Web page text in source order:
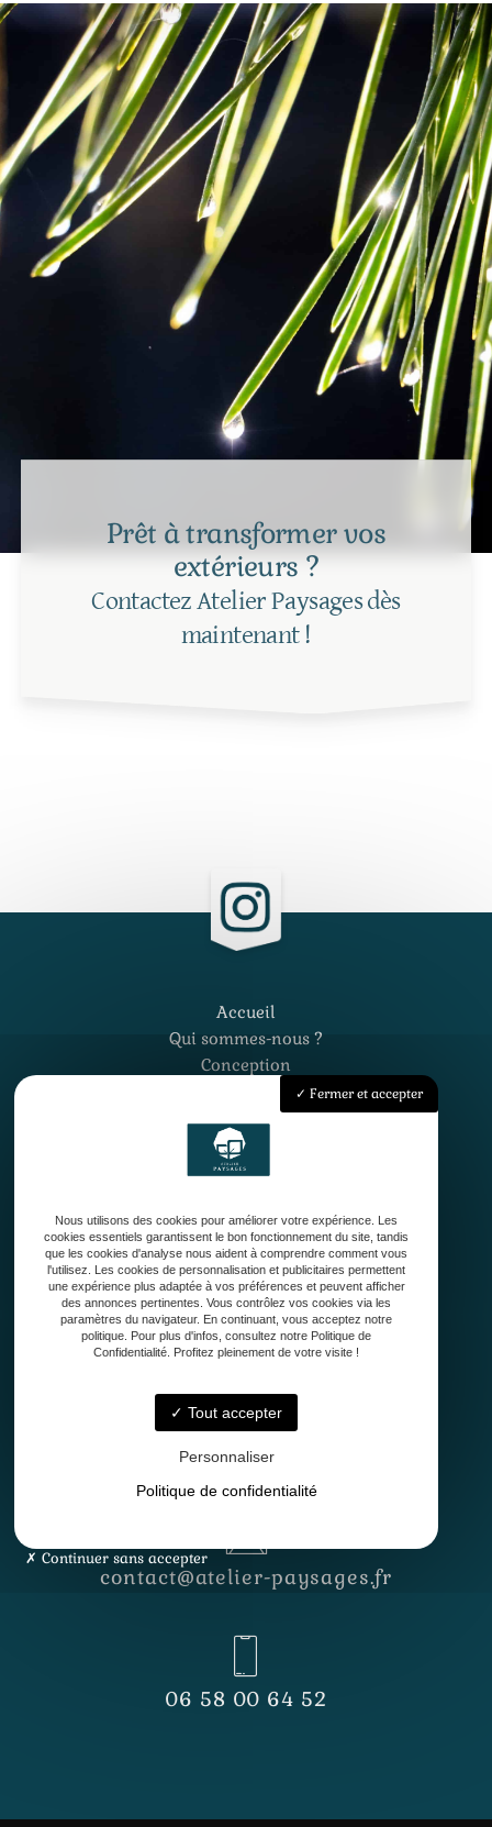
Prêt à transformer vos
extérieurs ?
Contactez Atelier Paysages dès
maintenant !
Accueil
Qui sommes-nous ?
Conception
Entretien de jardin
Contact
33127 Saint-Jean-d'Illac
Lundi - Vendredi
8h30 - 12h30 & 13h30 - 17h
contact@atelier-paysages.fr
06 58 00 64 52
Fermer et accepter
Nous utilisons des cookies pour améliorer votre expérience. Les
cookies essentiels garantissent le bon fonctionnement du site, tandis
que les cookies d'analyse nous aident à comprendre comment vous
l'utilisez. Les cookies de personnalisation et publicitaires permettent
une expérience plus adaptée à vos préférences et peuvent afficher
des annonces pertinentes. Vous contrôlez vos cookies via les
paramètres du navigateur. En continuant, vous acceptez notre
politique. Pour plus d'infos, consultez notre Politique de
Confidentialité. Profitez pleinement de votre visite !
Tout accepter
Personnaliser
Politique de confidentialité
Continuer sans accepter